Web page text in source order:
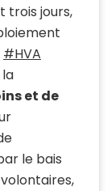
trois jours,
#HVA
et de
le bais